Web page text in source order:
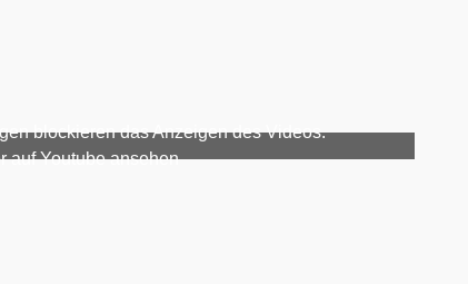
blockieren das Anzeigen des Videos.
auf Youtube ansehen